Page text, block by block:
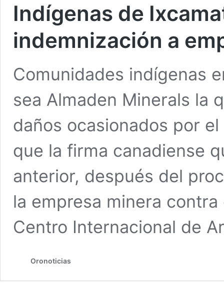
Indígenas de
indemnización a
Comunidades indígenas
sea Almaden Minerals la
daños ocasionados por
que la firma canadiense
anterior, después del
la empresa minera
Centro Internacional de
Oronoticias